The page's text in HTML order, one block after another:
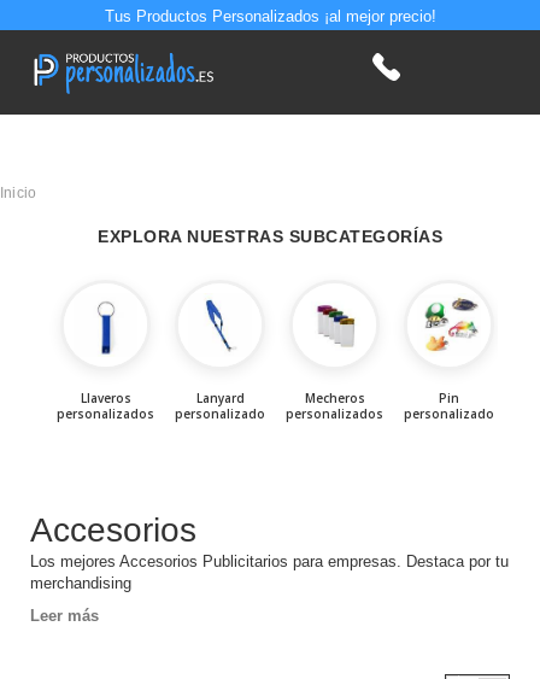
Tus Productos Personalizados ¡al mejor precio!
Inicio
EXPLORA NUESTRAS SUBCATEGORÍAS
Llaveros
personalizados
Lanyard
personalizado
Mecheros
personalizados
Pin
personalizado
Accesorios
Los mejores Accesorios Publicitarios para empresas. Destaca por tu
merchandising
Leer más